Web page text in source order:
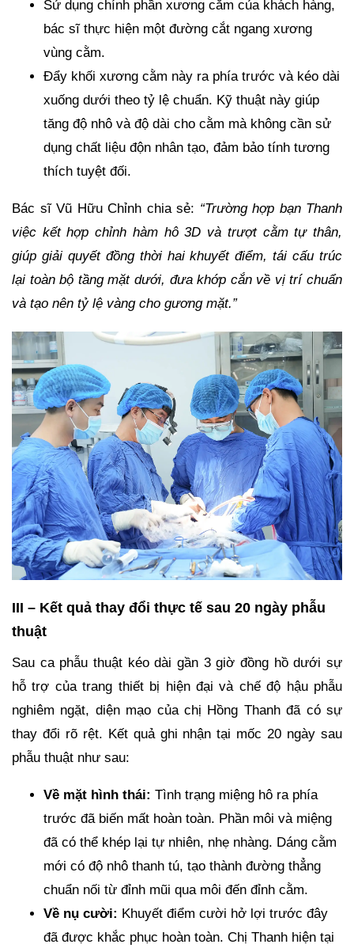
Sử dụng chính phần xương cằm của khách hàng,
bác sĩ thực hiện một đường cắt ngang xương
vùng cằm.
Đẩy khối xương cằm này ra phía trước và kéo dài
xuống dưới theo tỷ lệ chuẩn. Kỹ thuật này giúp
tăng độ nhô và độ dài cho cằm mà không cần sử
dụng chất liệu độn nhân tạo, đảm bảo tính tương
thích tuyệt đối.
Bác sĩ Vũ Hữu Chỉnh chia sẻ: “Trường hợp bạn Thanh
việc kết hợp chỉnh hàm hô 3D và trượt cằm tự thân,
giúp giải quyết đồng thời hai khuyết điểm, tái cấu trúc
lại toàn bộ tầng mặt dưới, đưa khớp cắn về vị trí chuẩn
và tạo nên tỷ lệ vàng cho gương mặt.”
III – Kết quả thay đổi thực tế sau 20 ngày phẫu
thuật
Sau ca phẫu thuật kéo dài gần 3 giờ đồng hồ dưới sự
hỗ trợ của trang thiết bị hiện đại và chế độ hậu phẫu
nghiêm ngặt, diện mạo của chị Hồng Thanh đã có sự
thay đổi rõ rệt. Kết quả ghi nhận tại mốc 20 ngày sau
phẫu thuật như sau:
Về mặt hình thái: Tình trạng miệng hô ra phía
trước đã biến mất hoàn toàn. Phần môi và miệng
đã có thể khép lại tự nhiên, nhẹ nhàng. Dáng cằm
mới có độ nhô thanh tú, tạo thành đường thẳng
chuẩn nối từ đỉnh mũi qua môi đến đỉnh cằm.
Về nụ cười: Khuyết điểm cười hở lợi trước đây
đã được khắc phục hoàn toàn. Chị Thanh hiện tại